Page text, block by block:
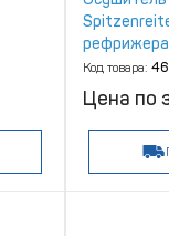
Код товара:
Цена по